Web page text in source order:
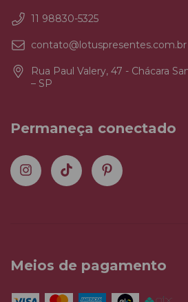
11 98830-5325
contato@lotuspresentes.com.br
Rua Paul Valery, 47 - Chácara
– SP
Permaneça conectado
Meios de pagamento